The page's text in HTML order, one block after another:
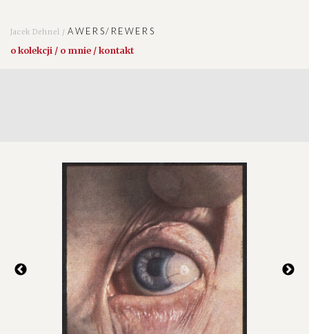
Jacek Dehnel /AWERS/REWERS
o kolekcji / o mnie / kontakt